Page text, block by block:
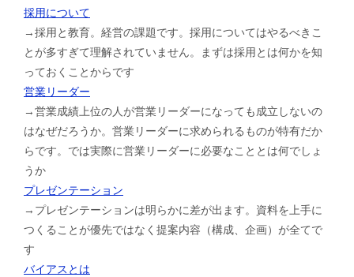
採用について
→採用と教育。経営の課題です。採用についてはやるべきこ
とが多すぎて理解されていません。まずは採用とは何かを知
っておくことからです
営業リーダー
→営業成績上位の人が営業リーダーになっても成立しないの
はなぜだろうか。営業リーダーに求められるものが特有だか
らです。では実際に営業リーダーに必要なこととは何でしょ
うか
プレゼンテーション
→プレゼンテーションは明らかに差が出ます。資料を上手に
つくることが優先ではなく提案内容（構成、企画）が全てで
す
バイアスとは